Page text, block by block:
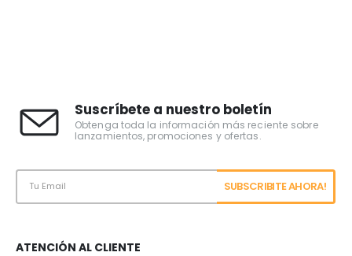
Suscríbete a nuestro boletín
Obtenga toda la información más reciente sobre
lanzamientos, promociones y ofertas.
ATENCIÓN AL CLIENTE